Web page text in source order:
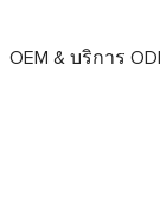
OEM & บริการ